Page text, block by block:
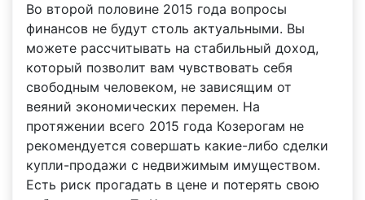
Во второй половине 2015 года вопросы
финансов не будут столь актуальными. Вы
можете рассчитывать на стабильный доход,
который позволит вам чувствовать себя
свободным человеком, не зависящим от
веяний экономических перемен. На
протяжении всего 2015 года Козерогам не
рекомендуется совершать какие-либо сделки
купли-продажи с недвижимым имуществом.
Есть риск прогадать в цене и потерять свою